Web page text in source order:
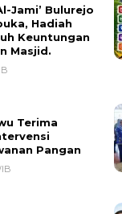
Jami’ Bulurejo
Hadiah
Keuntungan
Masjid.
Terima
Pangan